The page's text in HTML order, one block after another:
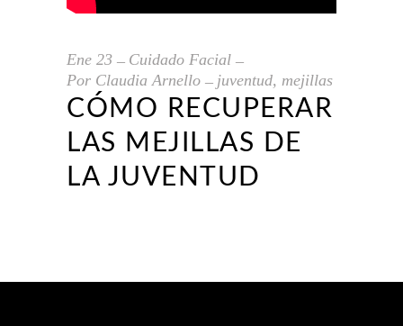
Ene 23
Cuidado Facial
Por Claudia Arnello juventud, mejillas
CÓMO RECUPERAR
LAS MEJILLAS DE
LA JUVENTUD